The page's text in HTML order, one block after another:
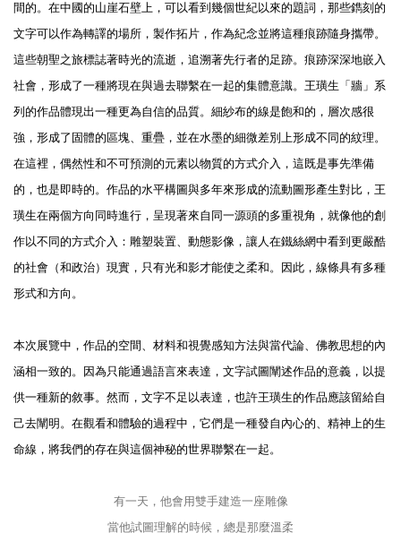
間的。在中國的山崖石壁上，可以看到幾個世紀以來的題詞，那些鐫刻的
文字可以作為轉譯的場所，製作拓片，作為紀念並將這種痕跡隨身攜帶。
這些朝聖之旅標誌著時光的流逝，追溯著先行者的足跡。痕跡深深地嵌入
社會，形成了一種將現在與過去聯繫在一起的集體意識。王璜生「牆」系
列的作品體現出一種更為自信的品質。細紗布的線是飽和的，層次感很
強，形成了固體的區塊、重疊，並在水墨的細微差別上形成不同的紋理。
在這裡，偶然性和不可預測的元素以物質的方式介入，這既是事先準備
的，也是即時的。作品的水平構圖與多年來形成的流動圖形產生對比，王
璜生在兩個方向同時進行，呈現著來自同一源頭的多重視角，就像他的創
作以不同的方式介入：雕塑裝置、動態影像，讓人在鐵絲網中看到更嚴酷
的社會（和政治）現實，只有光和影才能使之柔和。因此，線條具有多種
形式和方向。
本次展覽中，作品的空間、材料和視覺感知方法與當代論、佛教思想的內
涵相一致的。因為只能通過語言來表達，文字試圖闡述作品的意義，以提
供一種新的敘事。然而，文字不足以表達，也許王璜生的作品應該留給自
己去闡明。在觀看和體驗的過程中，它們是一種發自內心的、精神上的生
命線，將我們的存在與這個神秘的世界聯繫在一起。
有一天，他會用雙手建造一座雕像
當他試圖理解的時候，總是那麼溫柔